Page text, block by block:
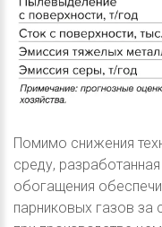
Помимо снижения
среду,
обогащения
парниковых газов за